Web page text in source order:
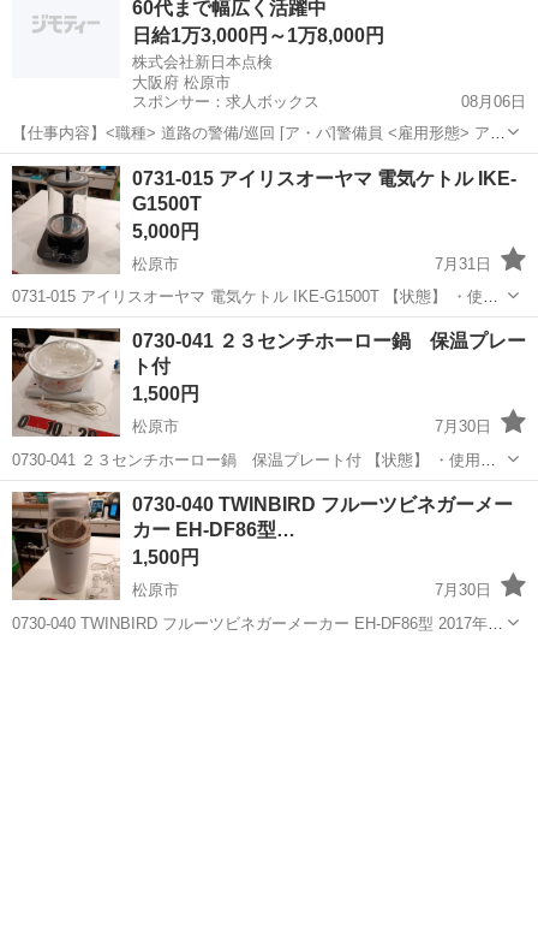
60代まで幅広く活躍中
日給1万3,000円～1万8,000円
株式会社新日本点検
大阪府 松原市
スポンサー：求人ボックス
08月06日
【仕事内容】<職種> 道路の警備/巡回 [ア・パ]警備員 <雇用形態> アル
バイト・パート <給与> [ア・パ]日給13,000円～18,000円 1日勤 日給:1
万3,000円～1万7,000円 2夜勤 日給:1万4,000円～...
アルバイト・パート
0731-015 アイリスオーヤマ 電気ケトル IKE-
G1500T
5,000円
松原市
7月31日
0731-015 アイリスオーヤマ 電気ケトル IKE-G1500T 【状態】 ・使用
に伴う多少のスレ、キズ、落としきれない汚れなどございます ・詳細
は現地でご確認ください ・お値引きは出来かねますのでご了承...
大阪 松原市 キッチン家電 電気ケトル
0730-041 ２３センチホーロー鍋 保温プレー
ト付
1,500円
松原市
7月30日
0730-041 ２３センチホーロー鍋 保温プレート付 【状態】 ・使用に
伴う多少のスレ、キズ、落としきれない汚れなどございます ・詳細は
現地でご確認ください ・お値引きは出来かねますのでご了承願います
※...
大阪 松原市
0730-040 TWINBIRD フルーツビネガーメー
カー EH-DF86型…
1,500円
松原市
7月30日
0730-040 TWINBIRD フルーツビネガーメーカー EH-DF86型 2017年製